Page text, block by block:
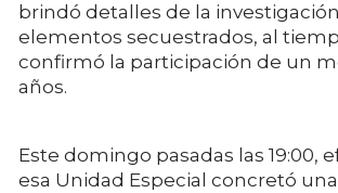
brindó detalles de la
elementos secuestrados, al
confirmó la participación de un
años.
Este domingo pasadas las 19:00,
esa Unidad Especial concretó